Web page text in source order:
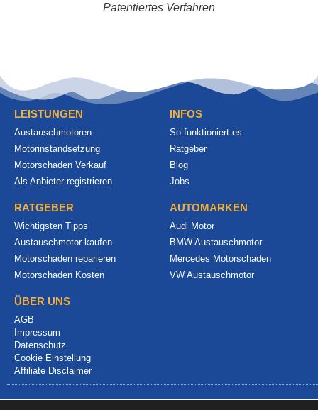
Patentiertes Verfahren
LEISTUNGEN
Austauschmotoren
Motorinstandsetzung
Motorschaden Verkauf
Als Anbieter registrieren
INFOS
So funktioniert es
Ratgeber
Blog
Jobs
RATGEBER
Wichtigsten Tipps
Austauschmotor kaufen
Motorschaden reparieren
Motorschaden Kosten
AUTOMARKEN
Audi Motor
BMW Austauschmotor
Mercedes Motorschaden
VW Austauschmotor
ÜBER UNS
AGB
Impressum
Datenschutz
Cookie Einstellung
Affiliate Disclaimer